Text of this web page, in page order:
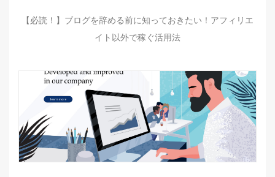
【必読！】ブログを辞める前に知っておきたい！アフィリエ
イト以外で稼ぐ活用法